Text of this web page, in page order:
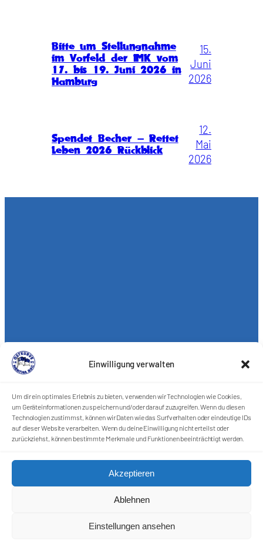
Einwilligung verwalten
Um dir ein optimales Erlebnis zu bieten, verwenden wir Technologien wie Cookies,
um Geräteinformationen zu speichern und/oder darauf zuzugreifen. Wenn du diesen
Technologien zustimmst, können wir Daten wie das Surfverhalten oder eindeutige IDs
auf dieser Website verarbeiten. Wenn du deine Einwilligung nicht erteilst oder
zurückziehst, können bestimmte Merkmale und Funktionen beeinträchtigt werden.
Akzeptieren
Ablehnen
Einstellungen ansehen
Bitte um Stellungnahme
im Vorfeld der IMK vom
17. bis 19. Juni 2026 in
Hamburg
15.
Juni
2026
Spendet Becher – Rettet
Leben 2026 Rückblick
12.
Mai
2026